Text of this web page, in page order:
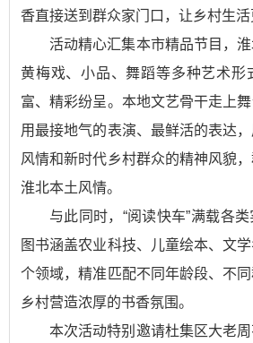
香直接送到群众家门口，让乡村生活
活动精心汇集本市精品节目，淮
黄梅戏、小品、舞蹈等多种艺术形
富、精彩纷呈。本地文艺骨干走上舞
用最接地气的表演、最鲜活的表达
风情和新时代乡村群众的精神风貌
淮北本土风情。
与此同时，“阅读快车”满载各
图书涵盖农业科技、儿童绘本、文
个领域，精准匹配不同年龄段、不
乡村营造浓厚的书香氛围。
本次活动特别邀请杜集区大老